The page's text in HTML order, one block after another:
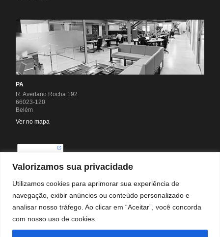
Valorizamos sua privacidade
Utilizamos cookies para aprimorar sua experiência de
navegação, exibir anúncios ou conteúdo personalizado e
analisar nosso tráfego. Ao clicar em “Aceitar”, você concorda
com nosso uso de cookies.
PA
R. Avertano Rocha 192
66023-120
Belém
Ver no mapa